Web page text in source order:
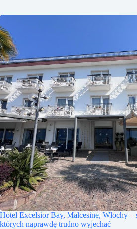
Hotel Excelsior Bay, Malcesine, Włochy –
których naprawdę trudno wyjechać